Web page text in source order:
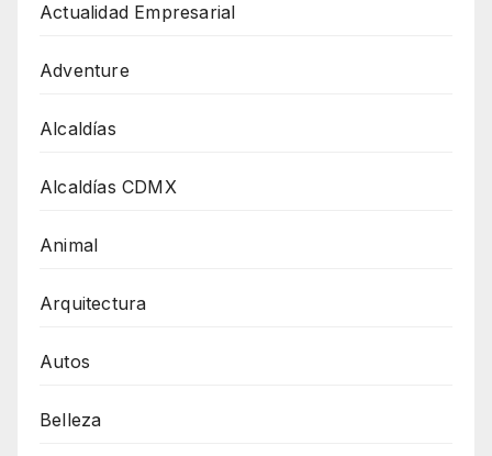
Actualidad Empresarial
Adventure
Alcaldías
Alcaldías CDMX
Animal
Arquitectura
Autos
Belleza